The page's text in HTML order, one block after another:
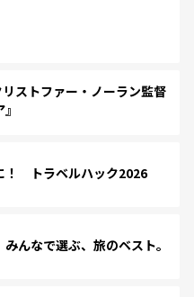
ストファー・ノーラン監督
！ トラベルハック2026
んなで選ぶ、旅のベスト。